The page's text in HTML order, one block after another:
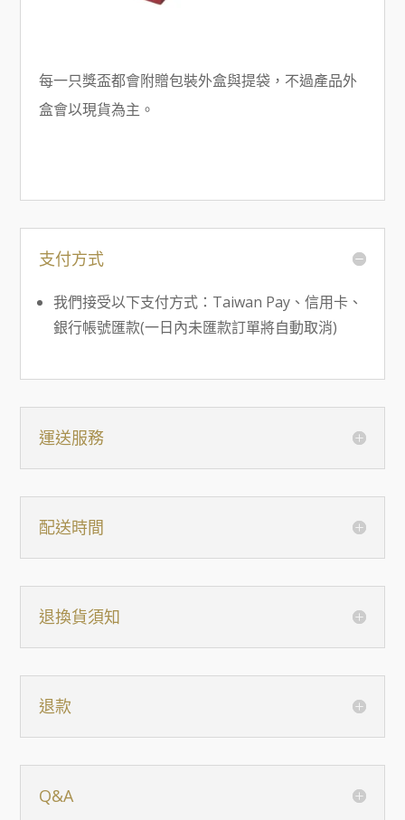
每一只獎盃都會附贈包裝外盒與提袋，不過產品外
盒會以現貨為主。
支付方式
我們接受以下支付方式：Taiwan Pay、信用卡、
銀行帳號匯款(一日內未匯款訂單將自動取消)
運送服務
配送時間
退換貨須知
退款
Q&A